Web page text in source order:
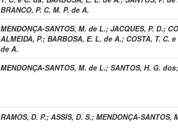
BRANCO, P. C. M. P. de A.
MENDONÇA-SANTOS, M. de L.; JACQUES, P. D.;
ALMEIDA, P.; BARBOSA, E. L. de A.; COSTA, T. C.
de A.
MENDONÇA-SANTOS, M. de L.; SANTOS, H. G. dos;
RAMOS, D. P.; ASSIS, D. S.; MENDONÇA-SANTOS,